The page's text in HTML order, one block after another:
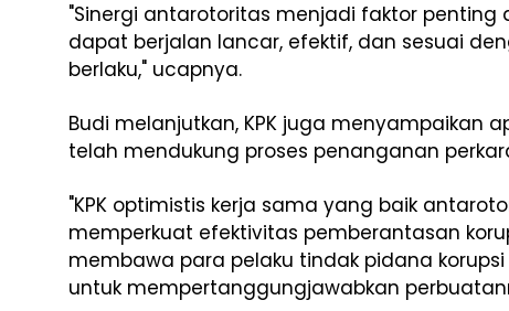
"Sinergi antarotoritas menjadi faktor penting
dapat berjalan lancar, efektif, dan sesuai
berlaku," ucapnya.
Budi melanjutkan, KPK juga menyampaikan
telah mendukung proses penanganan
"KPK optimistis kerja sama yang baik
memperkuat efektivitas pemberantasan
membawa para pelaku tindak pidana
untuk mempertanggungjawabkan